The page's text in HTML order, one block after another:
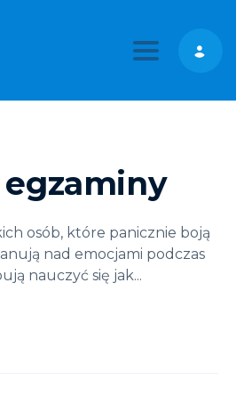
Toggle
osób, które panicznie boją
nad emocjami podczas
nauczyć się jak...